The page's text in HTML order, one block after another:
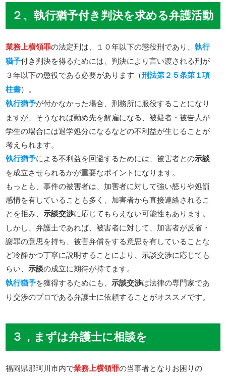
２、執行猶予付き判決を求める弁護活動
業務上横領罪の法定刑は、１０年以下の懲役刑であり、執行
猶予付き判決を得るためには、判決により言い渡される刑が
３年以下の懲役である必要があります（刑法第２５条第１項
柱書）。
執行猶予が付かなかった場合、刑務所に服役することになり
ますが、そうなれば勤め先を解雇になる、被疑者・被告人が
学生の場合には退学処分になるなどの不利益が生じることが
考えられます。
執行猶予による不利益を回避するためには、被害者との示談
を成立させられるかが重要なポイントになります。
もっとも、事件の被害者は、加害者に対して強い怒りや処罰
感情を有していることも多く、加害者から直接連絡されるこ
とを拒み、示談交渉に応じてもらえない可能性もあります。
しかし、弁護士であれば、被害者に対して、加害者が反省・
謝罪の意思を持ち、被害弁償をする意思を有していることな
ど冷静かつ丁寧に説明することにより、示談交渉に応じても
らい、示談の成立に期待が持てます。
執行猶予を獲得するためにも、示談交渉は法律の専門家であ
り交渉のプロである弁護士に依頼することがオススメです。
３，まずは弁護士に相談を
福岡県那珂川市内で業務上横領罪の当事者となりお困りの